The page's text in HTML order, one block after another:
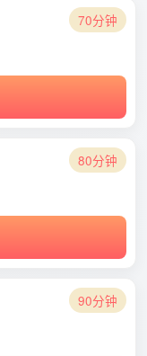
70分钟
80分钟
90分钟